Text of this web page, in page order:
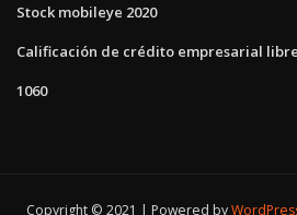
Stock mobileye 2020
Calificación de crédito empresarial libre
1060
Copyright © 2021 | Powered by